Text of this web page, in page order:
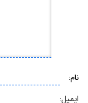
نام:
ایمیل: